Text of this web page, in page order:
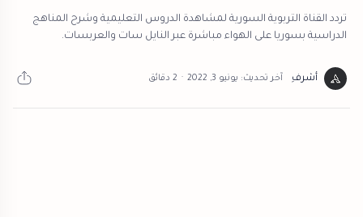
تردد القناة التربوية السورية لمشاهدة الدروس التعليمية وشرح المناهج
الدراسية بسوريا على الهواء مباشرة عبر النايل سات والعربسات.
2 دقائق